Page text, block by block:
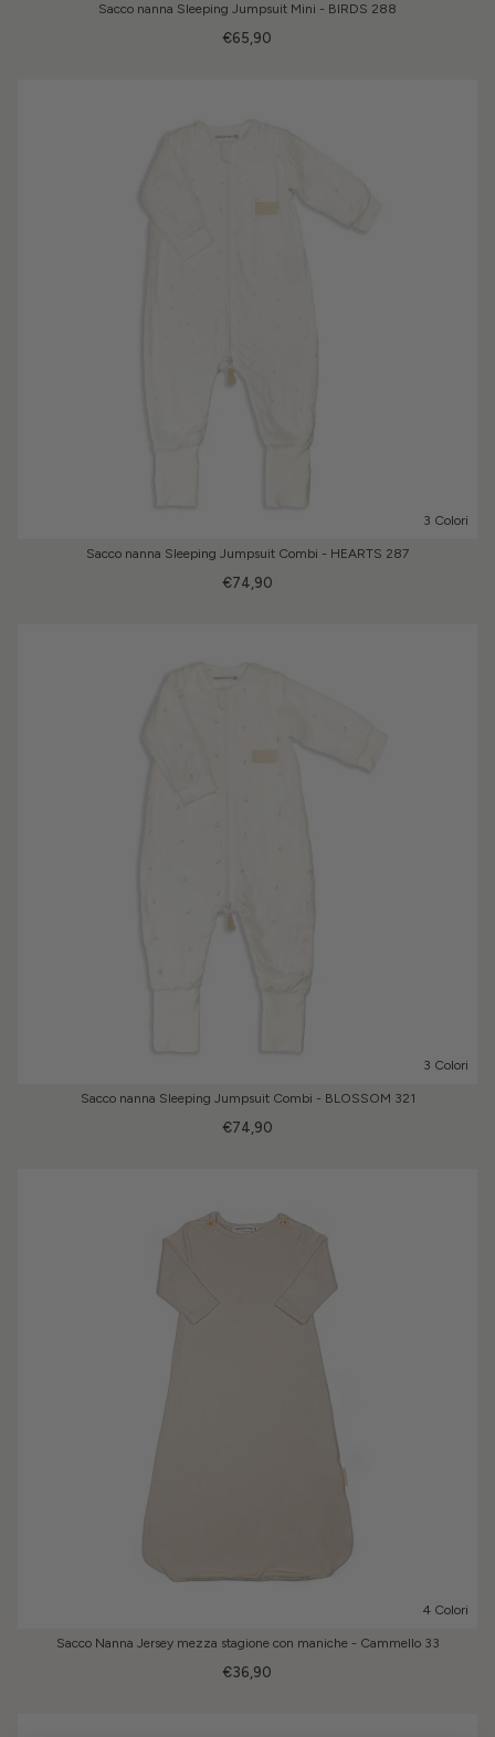
Sacco nanna Sleeping Jumpsuit Mini - BIRDS 288
€65,90
3 Colori
Sacco nanna Sleeping Jumpsuit Combi - HEARTS 287
€74,90
3 Colori
Sacco nanna Sleeping Jumpsuit Combi - BLOSSOM 321
€74,90
4 Colori
Sacco Nanna Jersey mezza stagione con maniche - Cammello 33
€36,90